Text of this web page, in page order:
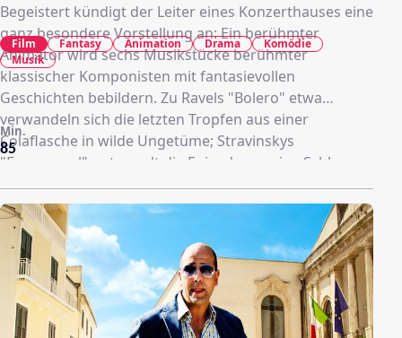
Begeistert kündigt der Leiter eines Konzerthauses eine
ganz besondere Vorstellung an: Ein berühmter
Animator wird sechs Musikstücke berühmter
klassischer Komponisten mit fantasievollen
Geschichten bebildern. Zu Ravels "Bolero" etwa
verwandeln sich die letzten Tropfen aus einer
Colaflasche in wilde Ungetüme; Stravinskys
"Feuervogel" untermalt die Episode um eine Schlange,
die vom "Baum der Erkenntnis" nascht und es mit dem
Teufel zu tun bekommt. Zwischen den sechs
Zeichentrickepisoden kommt es im Konzertsaal zu
skurrilen Auseinandersetzungen zwischen dem
Zeichner, dem Dirigenten und dem Direktor.
85
Min.
Film Fantasy Animation Drama
Komödie
Musik